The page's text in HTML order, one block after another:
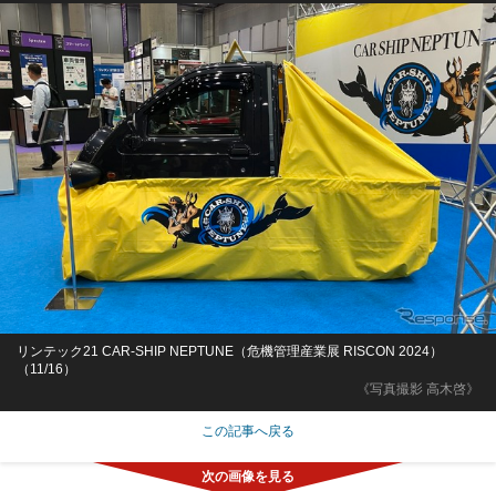
《写真撮影 高木啓》
リンテック21 CAR-SHIP NEPTUNE（危機管理産業展 RISCON 2024）
（11/16）
この記事へ戻る